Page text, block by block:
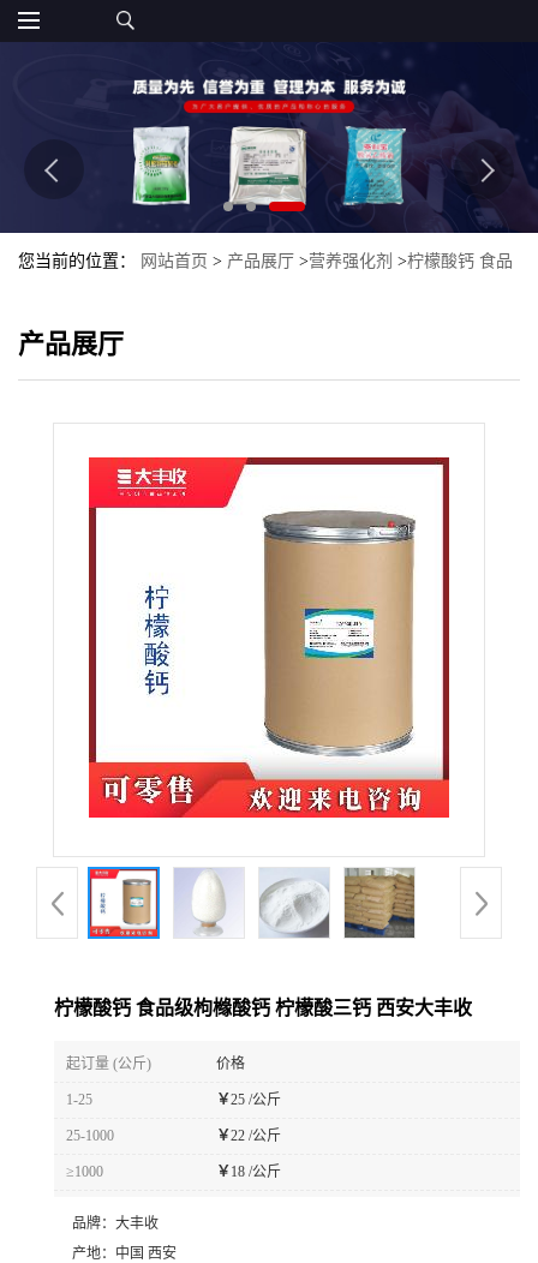
您当前的位置： 网站首页 > 产品展厅 >营养强化剂 >柠檬酸钙 食品
产品展厅
柠檬酸钙 食品级枸橼酸钙 柠檬酸三钙 西安大丰收
起订量 (公斤) 价格
1-25 ￥25 /公斤
25-1000 ￥22 /公斤
≥1000 ￥18 /公斤
品牌： 大丰收
产地： 中国 西安